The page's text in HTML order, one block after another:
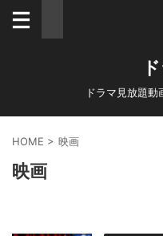
ドラマ見放題
HOME > 映画
映画